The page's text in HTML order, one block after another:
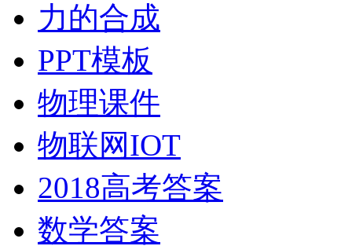
力的合成
PPT模板
物理课件
物联网IOT
2018高考答案
数学答案